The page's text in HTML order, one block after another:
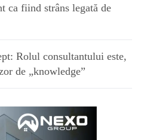
ca fiind strâns legată de
Rolul consultantului este,
de „knowledge”